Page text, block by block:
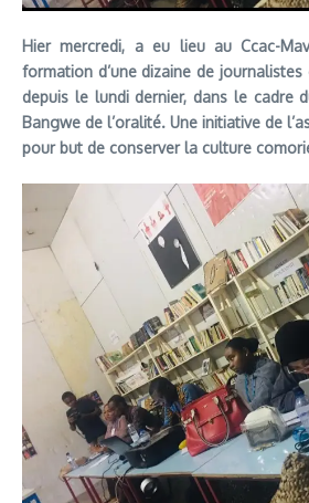
Hier mercredi, a eu lieu au Ccac-
formation d’une dizaine de
depuis le lundi dernier, dans le cadre
Bangwe de l’oralité. Une initiative de
pour but de conserver la culture